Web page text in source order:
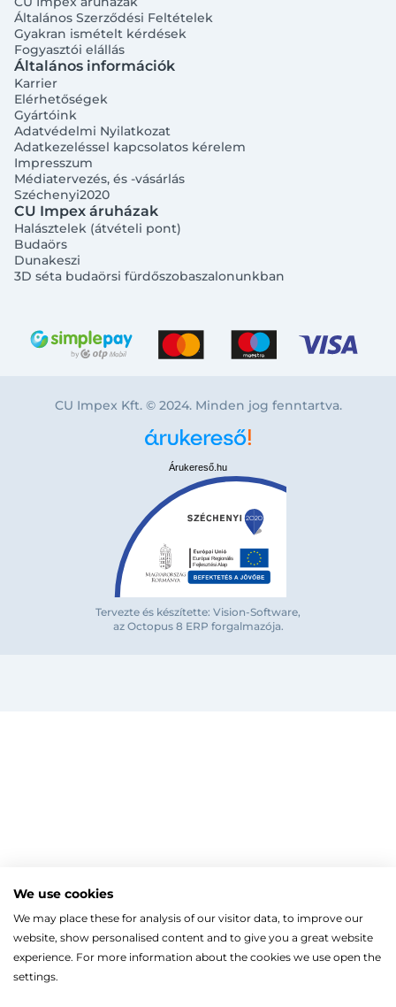
Bejelentkezés e-mail-címmel
Bejelentkezés közösségi fiókkal
Facebook
MOZGÁSKORLÁTOZOTT TERMÉKEK
ZUHANYKABINOK/AJTÓK
Íves zuhanykabin
Szögletes zuhanykabin
Fix zuhanyfal
Zuhanyajtó
Walk-in zuhanyfal
Radiátorok
TÖRÖLKÖZŐSZÁRÍTÓ RADIÁTOR
Törölközőszárító radiátor egyenes
Törölközőszárító radiátor íves
Fűtőpatron
HŐSZIVATTYÚK
Split levegő-víz hőszivattyú
Hőszivattyúhoz kiegészítő
Gépészet, szerszám
KESZTYŰK, VÉDŐFELSZERELÉSEK
LEVÁLASZTÓK
Automata és kézi légtelenítő
Kazán, vízmelegítő
CSŐTERMOSZTÁTOK
ELEKTROMOS KAZÁNOK, KIEGÉSZÍTŐK
Általános Szerződési Feltételek
Gyakran ismételt kérdések
Fogyasztói elállás
Általános információk
Karrier
Elérhetőségek
Gyártóink
Adatvédelmi Nyilatkozat
Adatkezeléssel kapcsolatos kérelem
Impresszum
Médiatervezés, és -vásárlás
Széchenyi2020
CU Impex áruházak
Halásztelek (átvételi pont)
Budaörs
Dunakeszi
3D séta budaörsi fürdőszobaszalonunkban
CU Impex Kft. © 2024. Minden jog fenntartva.
Árukereső.hu
Tervezte és készítette: Vision-Software,
az Octopus 8 ERP forgalmazója.
We use cookies
We may place these for analysis of our visitor data, to improve our
website, show personalised content and to give you a great website
experience. For more information about the cookies we use open the
settings.